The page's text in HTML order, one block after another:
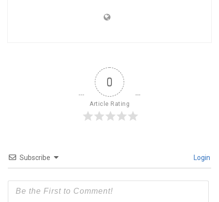
0
Article Rating
Subscribe Login